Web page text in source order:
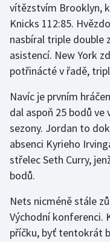
Motorsport
Olympijské hry
Parasport
Plavání
Plážový volejbal
Ragby
Rychlostní
vítězstvím Brooklyn,
Knicks 112:85.
nasbíral triple double
asistencí. New York
potřinácté v řadě,
Navíc je prvním
dal aspoň 25 bodů ve
sezony. Jordan to
absenci Kyrieho
střelec Seth Curry,
bodů.
Nets nicméně stále
Východní konferenci.
příčku, byť tentokrát